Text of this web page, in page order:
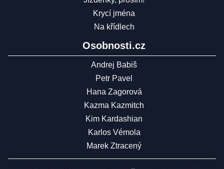
Krycí jména
Na křídlech
Osobnosti.cz
Andrej Babiš
Petr Pavel
Hana Zagorová
Kazma Kazmitch
Kim Kardashian
Karlos Vémola
Marek Ztracený